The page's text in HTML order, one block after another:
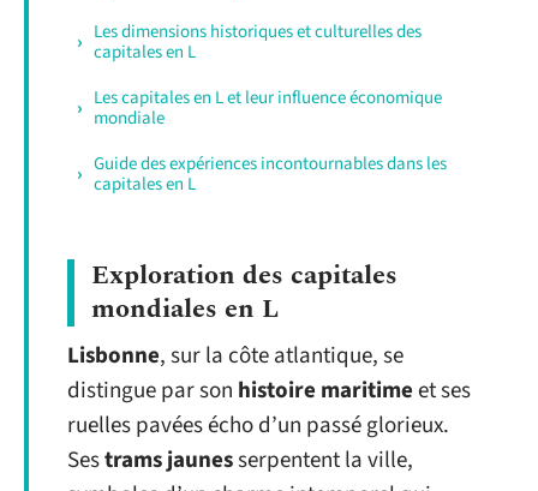
Les dimensions historiques et culturelles des
capitales en L
Les capitales en L et leur influence économique
mondiale
Guide des expériences incontournables dans les
capitales en L
Exploration des capitales
mondiales en L
Lisbonne, sur la côte atlantique, se
distingue par son histoire maritimeet ses
ruelles pavées écho d’un passé glorieux.
Sestrams jaunesserpentent la ville,